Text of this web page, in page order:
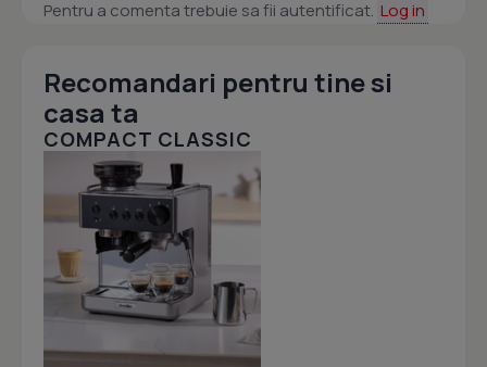
Pentru a comenta trebuie sa fii autentificat. Log in
Recomandari pentru tine si
casa ta
COMPACT CLASSIC